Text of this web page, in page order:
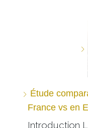
Étude
France vs en
Introduction